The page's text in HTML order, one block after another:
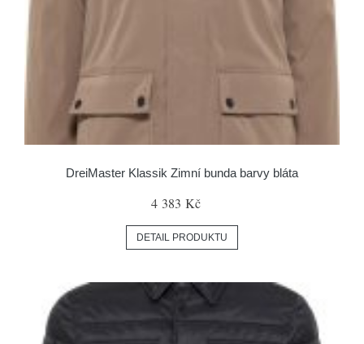
DreiMaster Klassik Zimní bunda barvy bláta
4 383 Kč
DETAIL PRODUKTU